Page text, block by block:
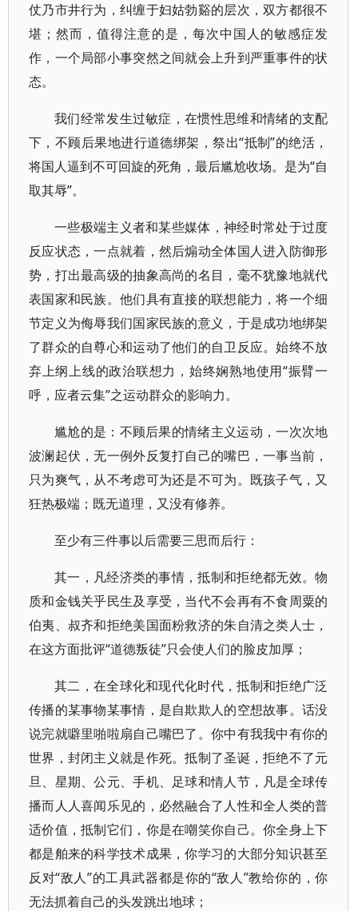
仗乃市井行为，纠缠于妇姑勃谿的层次，双方都很不
堪；然而，值得注意的是，每次中国人的敏感症发
作，一个局部小事突然之间就会上升到严重事件的状
态。
我们经常发生过敏症，在惯性思维和情绪的支配
下，不顾后果地进行道德绑架，祭出“抵制”的绝活，
将国人逼到不可回旋的死角，最后尴尬收场。是为“自
取其辱”。
一些极端主义者和某些媒体，神经时常处于过度
反应状态，一点就着，然后煽动全体国人进入防御形
势，打出最高级的抽象高尚的名目，毫不犹豫地就代
表国家和民族。他们具有直接的联想能力，将一个细
节定义为侮辱我们国家民族的意义，于是成功地绑架
了群众的自尊心和运动了他们的自卫反应。始终不放
弃上纲上线的政治联想力，始终娴熟地使用“振臂一
呼，应者云集”之运动群众的影响力。
尴尬的是：不顾后果的情绪主义运动，一次次地
波澜起伏，无一例外反复打自己的嘴巴，一事当前，
只为爽气，从不考虑可为还是不可为。既孩子气，又
狂热极端；既无道理，又没有修养。
至少有三件事以后需要三思而后行：
其一，凡经济类的事情，抵制和拒绝都无效。物
质和金钱关乎民生及享受，当代不会再有不食周粟的
伯夷、叔齐和拒绝美国面粉救济的朱自清之类人士，
在这方面批评“道德叛徒”只会使人们的脸皮加厚；
其二，在全球化和现代化时代，抵制和拒绝广泛
传播的某事物某事情，是自欺欺人的空想故事。话没
说完就噼里啪啦扇自己嘴巴了。你中有我我中有你的
世界，封闭主义就是作死。抵制了圣诞，拒绝不了元
旦、星期、公元、手机、足球和情人节，凡是全球传
播而人人喜闻乐见的，必然融合了人性和全人类的普
适价值，抵制它们，你是在嘲笑你自己。你全身上下
都是舶来的科学技术成果，你学习的大部分知识甚至
反对“敌人”的工具武器都是你的“敌人”教给你的，你
无法抓着自己的头发跳出地球；